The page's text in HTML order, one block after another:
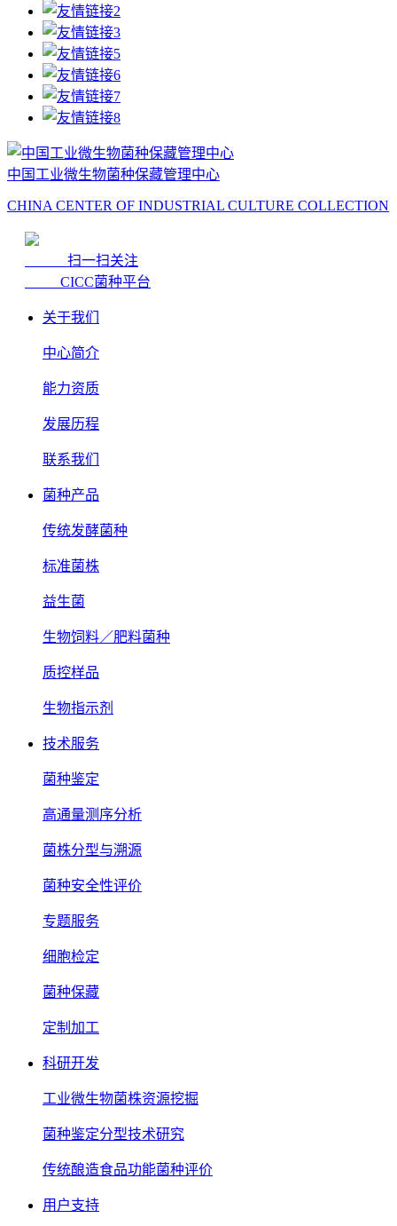
中国工业微生物菌种保藏管理中心
CHINA CENTER OF INDUSTRIAL CULTURE COLLECTION
扫一扫关注
CICC菌种平台
关于我们
中心简介
能力资质
发展历程
联系我们
菌种产品
传统发酵菌种
标准菌株
益生菌
生物饲料／肥料菌种
质控样品
生物指示剂
技术服务
菌种鉴定
高通量测序分析
菌株分型与溯源
菌种安全性评价
专题服务
细胞检定
菌种保藏
定制加工
科研开发
工业微生物菌株资源挖掘
菌种鉴定分型技术研究
传统酿造食品功能菌种评价
用户支持